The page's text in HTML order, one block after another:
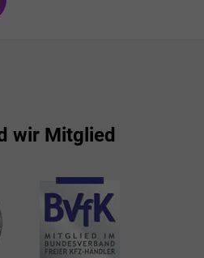
wir Mitglied